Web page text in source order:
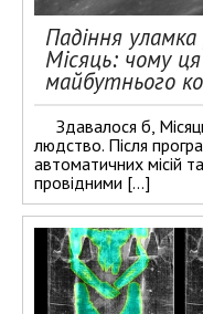
Падіння
Місяць: чому
майбутнього
Здавалося б,
людство. Після
автоматичних місій
провідними […]